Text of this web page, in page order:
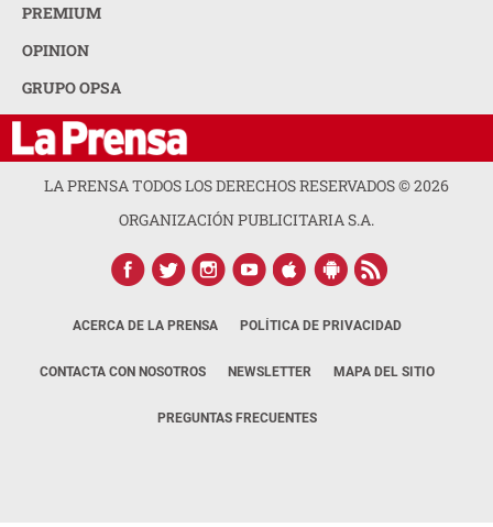
PREMIUM
OPINION
GRUPO OPSA
LA PRENSA TODOS LOS DERECHOS RESERVADOS ©2026
ORGANIZACIÓN PUBLICITARIA S.A.
ACERCA DE LA PRENSA POLÍTICA DE PRIVACIDAD
CONTACTA CON NOSOTROS NEWSLETTER MAPA DEL SITIO
PREGUNTAS FRECUENTES